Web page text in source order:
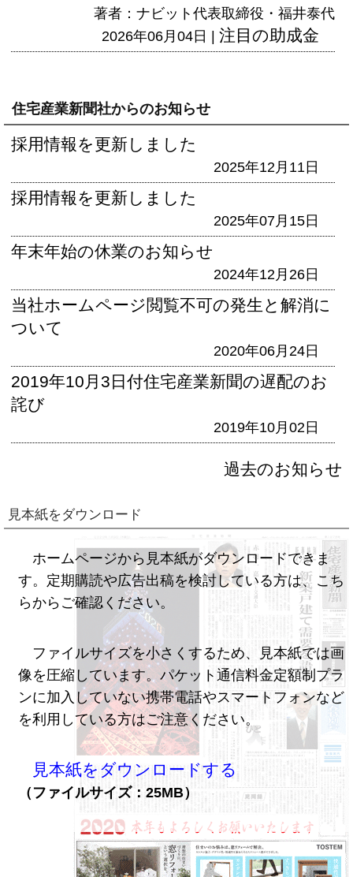
著者：ナビット代表取締役・福井泰代
2026年06月04日 | 注目の助成金
住宅産業新聞社からのお知らせ
採用情報を更新しました
2025年12月11日
採用情報を更新しました
2025年07月15日
年末年始の休業のお知らせ
2024年12月26日
当社ホームページ閲覧不可の発生と解消に
ついて
2020年06月24日
2019年10月3日付住宅産業新聞の遅配のお
詫び
2019年10月02日
過去のお知らせ
見本紙をダウンロード
ホームページから見本紙がダウンロードできま
す。定期購読や広告出稿を検討している方は、こち
らからご確認ください。
ファイルサイズを小さくするため、見本紙では画
像を圧縮しています。パケット通信料金定額制プラ
ンに加入していない携帯電話やスマートフォンなど
を利用している方はご注意ください。
見本紙をダウンロードする
（ファイルサイズ：25MB）